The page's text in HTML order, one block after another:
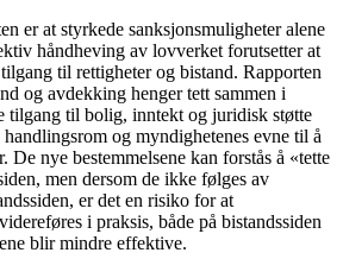
er at styrkede sanksjonsmuligheter alene
håndheving av lovverket forutsetter at
til rettigheter og bistand. Rapporten
og avdekking henger tett sammen i
tilgang til bolig, inntekt og juridisk støtte
handlingsrom og myndighetenes evne til å
De nye bestemmelsene kan forstås å «tette
men dersom de ikke følges av
er det en risiko for at
i praksis, både på bistandssiden
blir mindre effektive.